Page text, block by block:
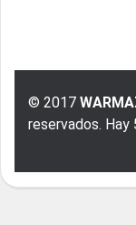
© 2017
reservados. Hay